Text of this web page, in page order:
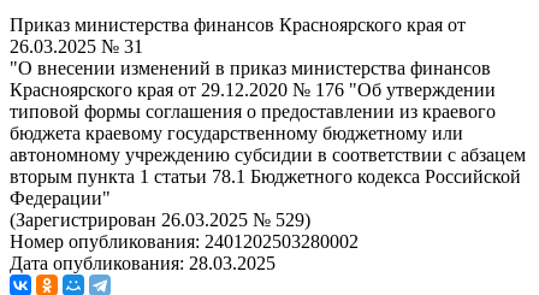
Приказ министерства финансов Красноярского края от
26.03.2025 № 31
"О внесении изменений в приказ министерства финансов
Красноярского края от 29.12.2020 № 176 "Об утверждении
типовой формы соглашения о предоставлении из краевого
бюджета краевому государственному бюджетному или
автономному учреждению субсидии в соответствии с абзацем
вторым пункта 1 статьи 78.1 Бюджетного кодекса Российской
Федерации"
(Зарегистрирован 26.03.2025 № 529)
Номер опубликования: 2401202503280002
Дата опубликования: 28.03.2025